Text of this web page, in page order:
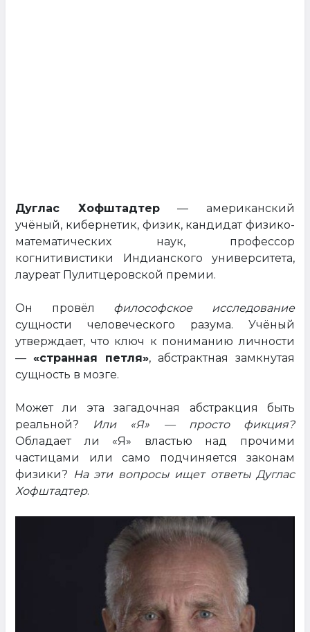
Дуглас Хофштадтер— американский
учёный, кибернетик, физик, кандидат физико-
математических наук, профессор
когнитивистики Индианского университета,
лауреат Пулитцеровской премии.
Он провёл философское исследование
сущности человеческого разума. Учёный
утверждает, что ключ к пониманию личности
— «странная петля», абстрактная замкнутая
сущность в мозге.
Может ли эта загадочная абстракция быть
реальной? Или «Я» — просто фикция?
Обладает ли «Я» властью над прочими
частицами или само подчиняется законам
физики? На эти вопросы ищет ответы Дуглас
Хофштадтер.